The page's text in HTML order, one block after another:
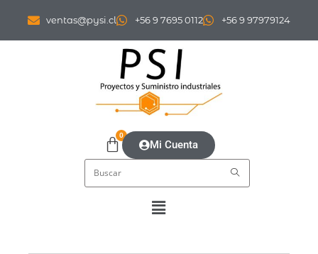
ventas@pysi.cl +56 9 7695 0112 +56 9 97979124
0
Mi Cuenta